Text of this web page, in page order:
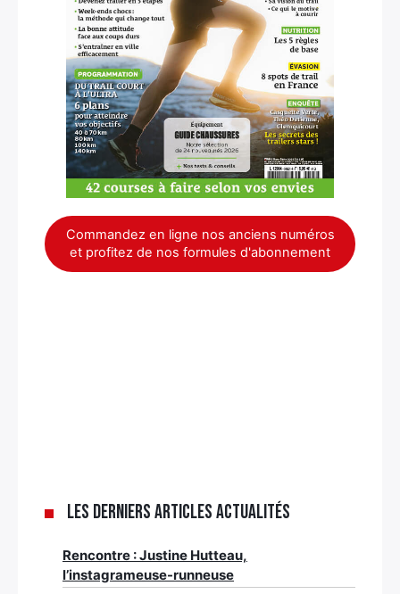
Commandez en ligne nos anciens numéros
et profitez de nos formules d'abonnement
Les derniers articles Actualités
Rencontre : Justine Hutteau,
l’instagrameuse-runneuse